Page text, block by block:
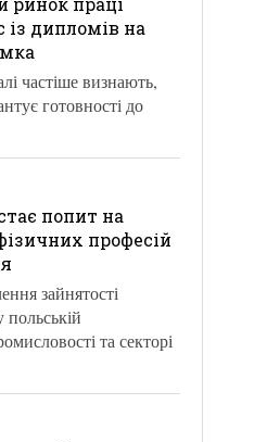
дипломів на
частіше визнають,
готовності до
попит на
професій
зайнятості
польській
та секторі